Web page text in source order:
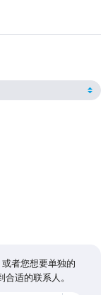
者您想要单独的
适的联系人。